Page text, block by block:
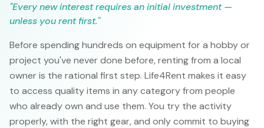
"Every new interest requires an initial investment —
unless you rent first."
Before spending hundreds on equipment for a hobby or
project you've never done before, renting from a local
owner is the rational first step. Life4Rent makes it easy
to access quality items in any category from people
who already own and use them. You try the activity
properly, with the right gear, and only commit to buying